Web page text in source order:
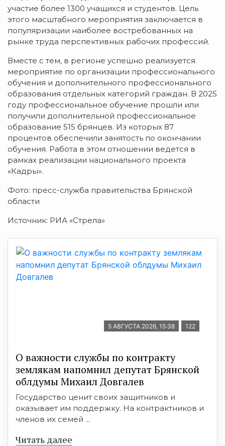
участие более 1300 учащихся и студентов. Цель
этого масштабного мероприятия заключается в
популяризации наиболее востребованных на
рынке труда перспективных рабочих профессий.
Вместе с тем, в регионе успешно реализуется
мероприятие по организации профессионального
обучения и дополнительного профессионального
образования отдельных категорий граждан. В 2025
году профессиональное обучение прошли или
получили дополнительной профессиональное
образование 515 брянцев. Из которых 87
процентов обеспечили занятость по окончании
обучения. Работа в этом отношении ведется в
рамках реализации национального проекта
«Кадры».
Фото: пресс-служба правительства Брянской
области
Источник: РИА «Стрела»
5 АВГУСТА 2026, 15:38 122
О важности службы по контракту
землякам напомнил депутат Брянской
облдумы Михаил Довгалев
Государство ценит своих защитников и
оказывает им поддержку. На контрактников и
членов их семей ...
Читать далее